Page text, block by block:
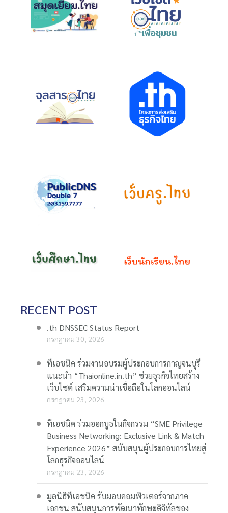
RECENT POST
.th DNSSEC Status Report
กรกฎาคม 30, 2026
ทีเอชนิค ร่วมงานอบรมผู้ประกอบการกาญจนบุรี
แนะนำ “Thaionline.in.th” ช่วยธุรกิจไทยสร้าง
เว็บไซต์ เสริมความน่าเชื่อถือในโลกออนไลน์
กรกฎาคม 23, 2026
ทีเอชนิค ร่วมออกบูธในกิจกรรม “SME Privilege
Business Networking: Exclusive Link & Match
Experience 2026” สนับสนุนผู้ประกอบการไทยสู่
โลกธุรกิจออนไลน์
กรกฎาคม 23, 2026
มูลนิธิทีเอชนิค รับมอบคอมพิวเตอร์จากภาค
เอกชน สนับสนุนการพัฒนาทักษะดิจิทัลของ